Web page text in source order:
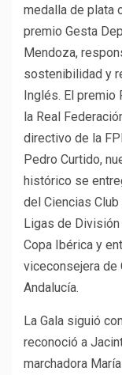
medalla de plata
premio Gesta
Mendoza,
sostenibilidad y
Inglés. El
la Real
directivo de la
Pedro Curtido,
histórico se
del Ciencias
Ligas de
Copa Ibérica y
viceconsejera de
Andalucía.
La Gala siguió
reconoció a
marchadora